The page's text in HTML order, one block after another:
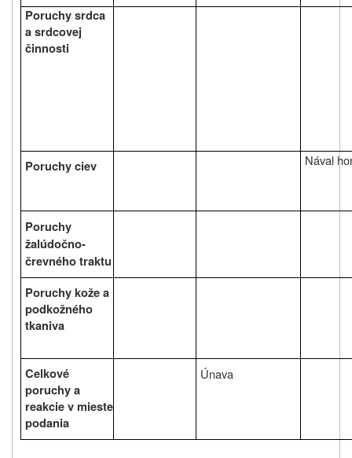
Poruchy srdca
a srdcovej
činnosti
Poruchy ciev Nával
Poruchy
žalúdočno-
črevného traktu
Poruchy kože a
podkožného
tkaniva
Celkové
poruchy a
reakcie v mieste
podania
Únava